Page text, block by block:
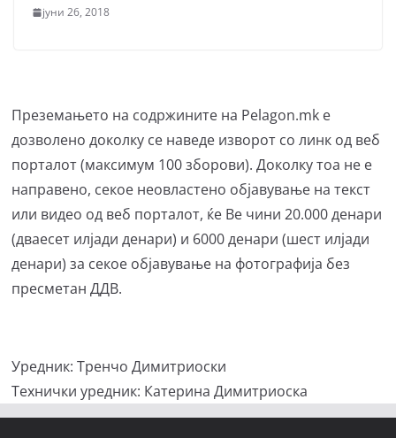
јуни 26, 2018
Преземањето на содржините на Pelagon.mk е
дозволено доколку се наведе изворот со линк од веб
порталот (максимум 100 зборови). Доколку тоа не е
направено, секое неовластено објавување на текст
или видео од веб порталот, ќе Ве чини 20.000 денари
(дваесет илјади денари) и 6000 денари (шест илјади
денари) за секое објавување на фотографија без
пресметан ДДВ.
Уредник: Тренчо Димитриоски
Технички уредник: Катерина Димитриоска